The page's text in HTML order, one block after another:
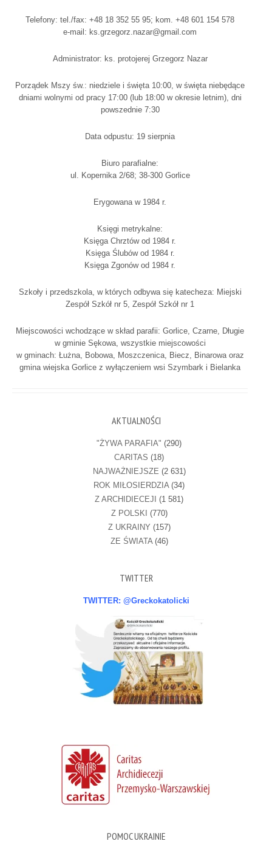
Telefony: tel./fax: +48 18 352 55 95; kom. +48 601 154 578
e-mail: ks.grzegorz.nazar@gmail.com
Administrator: ks. protojerej Grzegorz Nazar
Porządek Mszy św.: niedziele i święta 10:00, w święta niebędące
dniami wolnymi od pracy 17:00 (lub 18:00 w okresie letnim), dni
powszednie 7:30
Data odpustu: 19 sierpnia
Biuro parafialne:
ul. Kopernika 2/68; 38-300 Gorlice
Erygowana w 1984 r.
Księgi metrykalne:
Księga Chrztów od 1984 r.
Księga Ślubów od 1984 r.
Księga Zgonów od 1984 r.
Szkoły i przedszkola, w których odbywa się katecheza: Miejski
Zespół Szkół nr 5, Zespół Szkół nr 1
Miejscowości wchodzące w skład parafii: Gorlice, Czarne, Długie
w gminie Sękowa, wszystkie miejscowości
w gminach: Łużna, Bobowa, Moszczenica, Biecz, Binarowa oraz
gmina wiejska Gorlice z wyłączeniem wsi Szymbark i Bielanka
AKTUALNOŚCI
"ŻYWA PARAFIA" (290)
CARITAS (18)
NAJWAŻNIEJSZE (2 631)
ROK MIŁOSIERDZIA (34)
Z ARCHIDIECEJI (1 581)
Z POLSKI (770)
Z UKRAINY (157)
ZE ŚWIATA(46)
TWITTER
TWITTER: @Greckokatolicki
POMOC UKRAINIE